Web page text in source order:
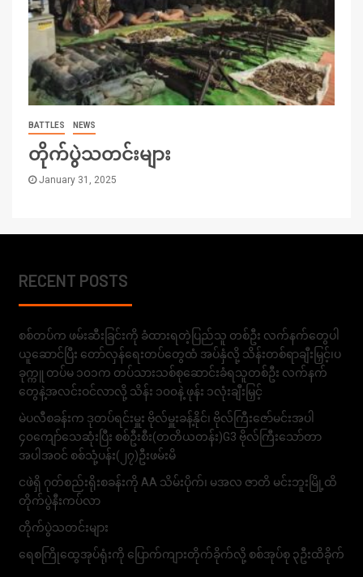
BATTLES NEWS
တိုက်ပွဲသတင်းများ
January 31, 2025
RECENT POSTS
စစ်တပ်က ဖမ်းဆီးခြင်းကို ခံထားရတဲ့ပြည်သူ တစ်ဦး လက်နက်တွေပါ
ယူဆောင်ပြီး တော်လှန်ရေးတပ်တွေထံ အပ်နှံလို့ သိန်းတစ်ရာချီးမြှင့်၊ပ
ခုက္ကူ တပ်မ ၁၀၁က တပ်သားသစ်စုဆောင်းခံရသူတစ်ဦး လက်နက်
တွေနဲ့အလင်းဝင်လာလို့ သိန်း ၁၀၀နဲ့ ဖုန်း ၁လုံးချီးမြှင့်
မဲပလီစခန်းက ဒုတပ်ရင်းမှူး ဗိုလ်မှူးခန့်နိုင်၊ ဗိုလ်ကြီးဇော်မင်းအပါ
၄၀ကျော်သေဆုံးပြီး စစ်ဦးစီး(တတိယတန်း)G3 ဗိုလ်ကြီးသော်တာ
အပါအဝင် စစ်သုံ့ပန်း(၂၇)ဦးဖမ်းမိ
ငဖဲရှိ ဂုတ်စည်းရိုးစခန်းကို AA သိမ်းပိုက်၊ မအလ ဇာတိ မင်းဘူးမြို့ထိ
တိုက်ပွဲနီးကပ်လာ
တိုက်ပွဲသတင်းများ
ရေစကြိုထွေအုပ်ရုံးကို ပြောက်ကျားတိုက်ခိုက်လို့ စစ်အုပ်စု ၃ဦးထိခိုက်